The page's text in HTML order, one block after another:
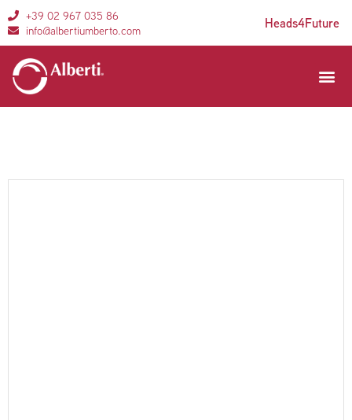
+39 02 967 035 86
info@albertiumberto.com
Heads4Future